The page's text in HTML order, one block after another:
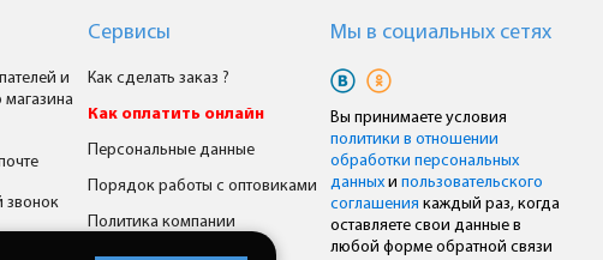
и
магазина
звонок
Сервисы
Как сделать заказ ?
Как оплатить онлайн
Персональные данные
Порядок работы с оптовиками
Политика компании
Мы в cоциальных сетях
Вы принимаете условия
политики в отношении
обработки персональных
данных ипользовательского
соглашения каждый раз, когда
оставляете свои данные в
любой форме обратной связи